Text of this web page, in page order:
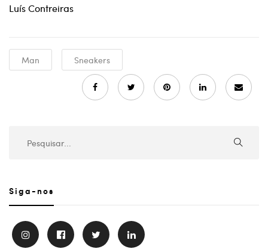
Luís Contreiras
Man Sneakers
Siga-nos